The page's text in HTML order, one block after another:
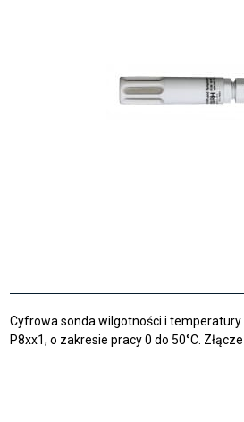
Cyfrowa sonda wilgotności i
P8xx1, o zakresie pracy 0 do 50°C. Złącze